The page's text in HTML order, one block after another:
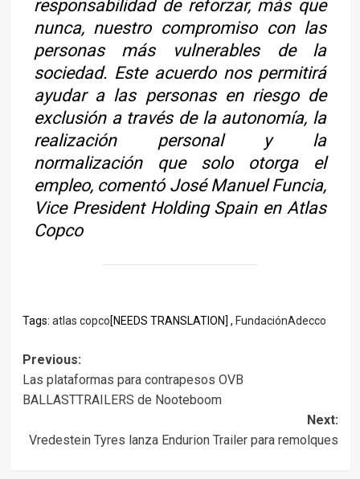
responsabilidad de reforzar, más que
nunca, nuestro compromiso con las
personas más vulnerables de la
sociedad. Este acuerdo nos permitirá
ayudar a las personas en riesgo de
exclusión a través de la autonomía, la
realización personal y la
normalización que solo otorga el
empleo, comentó José Manuel Funcia,
Vice President Holding Spain en Atlas
Copco
Tags: atlas copco[NEEDS TRANSLATION] , FundaciónAdecco
Post
navigation
Previous:
Las plataformas para contrapesos OVB
BALLASTTRAILERS de Nooteboom
Next:
Vredestein Tyres lanza Endurion Trailer para remolques